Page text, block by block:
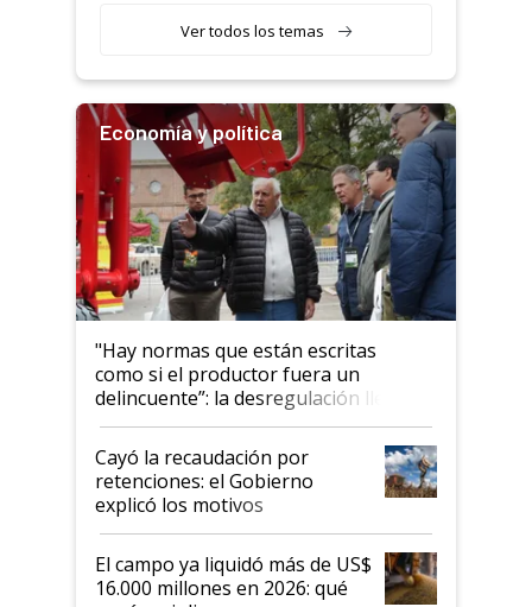
Ver todos los temas
Economía y política
"Hay normas que están escritas
como si el productor fuera un
delincuente”: la desregulación llegó
al Congreso Aapresid y hasta se
habló del financiamiento al IPCVA
Cayó la recaudación por
retenciones: el Gobierno
explicó los motivos
El campo ya liquidó más de US$
16.000 millones en 2026: qué